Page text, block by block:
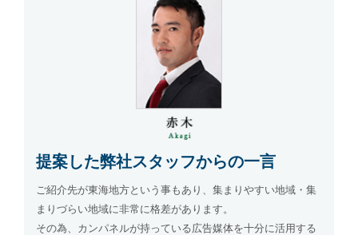
提案した弊社スタッフからの一言
ご紹介先が東海地方という事もあり、集まりやすい地域・集
まりづらい地域に非常に格差があります。
その為、カンパネルが持っている広告媒体を十分に活用する